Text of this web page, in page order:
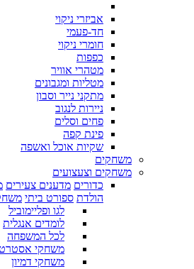
אביזרי ניקוי
חד-פעמי
חומרי ניקוי
כפפות
מטהרי אוויר
מטליות ומגבונים
מתקני נייר וסבון
ניירות לנגוב
פחים וסלים
פינת קפה
שקיות אוכל ואשפה
משחקים
משחקים וצעצועים
כדורים מדענים צעירים
הולדת ספורט ביתי
לגו ופליימוביל
לומדים אנגלית
לכל המשפחה
משחקי
משחקי דמיון